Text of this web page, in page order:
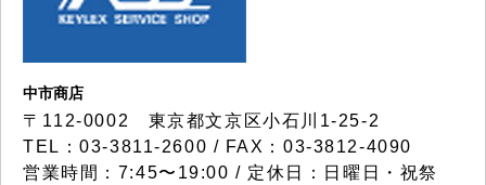
中市商店
〒112-0002 東京都文京区小石川1-25-2
TEL：03-3811-2600 / FAX：03-3812-4090
営業時間：7:45〜19:00 / 定休日：日曜日・祝祭